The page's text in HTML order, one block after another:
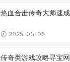
热血合击传奇大师速
2025-03-06
传奇类游戏攻略寻宝